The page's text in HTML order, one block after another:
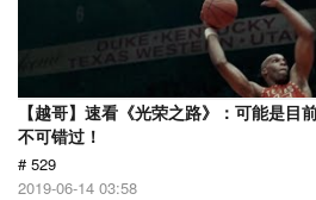
【越哥】速看《光荣之路》：可能是目
不可错过！
# 529
2019-06-14 03:58